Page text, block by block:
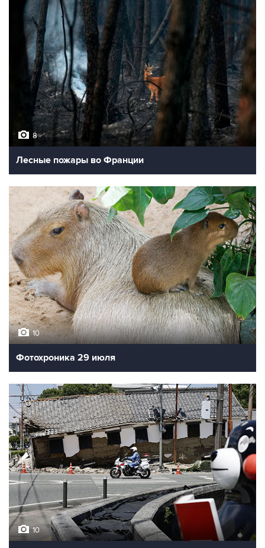
8
Лесные пожары во Франции
10
Фотохроника 29 июля
10